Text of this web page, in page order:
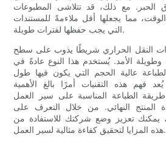
الحبر. مع ذلك، قد تتلاشى المطبوعات
مما يجعلها أقل ملاءمةً للمستندات
التي يجب حفظها لفترات طويلة.
النقل الحراري شريطًا يذوب على سطح
وطويلة الأمد. يُستخدم هذا النوع عادةً في
عالية الحجم التي يكون فيها طول
فهم هذه التقنيات أمرًا بالغ الأهمية
طريقة الطباعة المناسبة على سير العمل
المنتج النهائي. من خلال التعرف على
يمكنك تعزيز وضع شركتك للاستفادة من
هذه المزايا لتحقيق كفاءة مثالية لسير العمل.